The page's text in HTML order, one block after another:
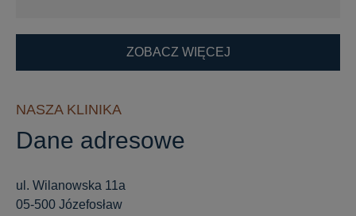
ZOBACZ WIĘCEJ
NASZA KLINIKA
Dane adresowe
ul. Wilanowska 11a
05-500 Józefosław